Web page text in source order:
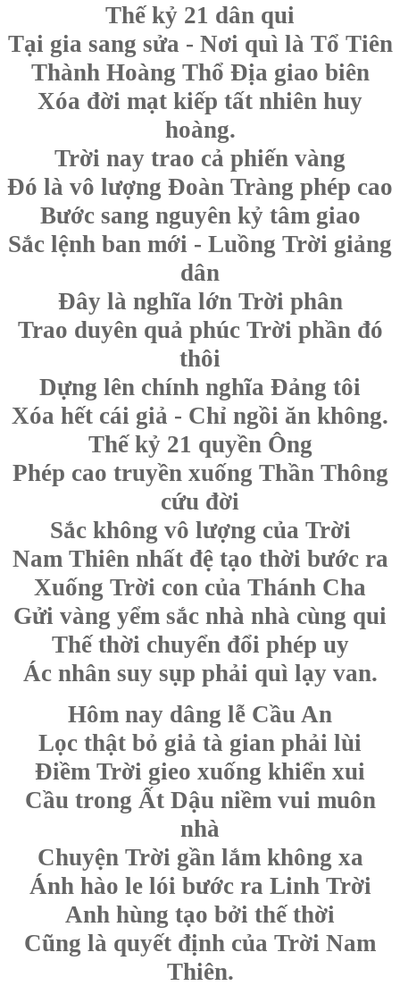
Thế kỷ 21 dân qui
Tại gia sang sửa - Nơi quì là Tổ Tiên
Thành Hoàng Thổ Địa giao biên
Xóa đời mạt kiếp tất nhiên huy
hoàng.
Trời nay trao cả phiến vàng
Đó là vô lượng Đoàn Tràng phép cao
Bước sang nguyên kỷ tâm giao
Sắc lệnh ban mới - Luồng Trời giảng
dân
Đây là nghĩa lớn Trời phân
Trao duyên quả phúc Trời phần đó
thôi
Dựng lên chính nghĩa Đảng tôi
Xóa hết cái giả - Chỉ ngồi ăn không.
Thế kỷ 21 quyền Ông
Phép cao truyền xuống Thần Thông
cứu đời
Sắc không vô lượng của Trời
Nam Thiên nhất đệ tạo thời bước ra
Xuống Trời con của Thánh Cha
Gửi vàng yểm sắc nhà nhà cùng qui
Thế thời chuyển đổi phép uy
Ác nhân suy sụp phải quì lạy van.
Hôm nay dâng lễ Cầu An
Lọc thật bỏ giả tà gian phải lùi
Điềm Trời gieo xuống khiển xui
Cầu trong Ất Dậu niềm vui muôn
nhà
Chuyện Trời gần lắm không xa
Ánh hào le lói bước ra Linh Trời
Anh hùng tạo bởi thế thời
Cũng là quyết định của Trời Nam
Thiên.